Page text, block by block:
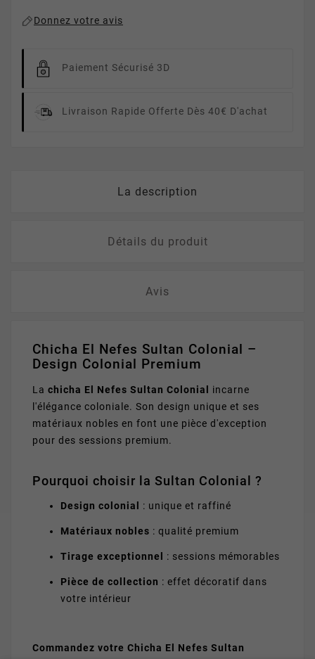
Donnez votre avis
Paiement Sécurisé 3D
Livraison Rapide Offerte Dès 40€ D'achat
La description
Détails du produit
Avis
Chicha El Nefes Sultan Colonial –
Design Colonial Premium
La chicha El Nefes Sultan Colonial
incarne
l'élégance coloniale. Son design unique et ses
matériaux nobles en font une pièce d'exception
pour des sessions premium.
Pourquoi choisir la Sultan Colonial ?
Design colonial : unique et raffiné
Matériaux nobles : qualité premium
Tirage exceptionnel : sessions mémorables
Pièce de collection : effet décoratif dans
votre intérieur
Commandez votre Chicha El Nefes Sultan